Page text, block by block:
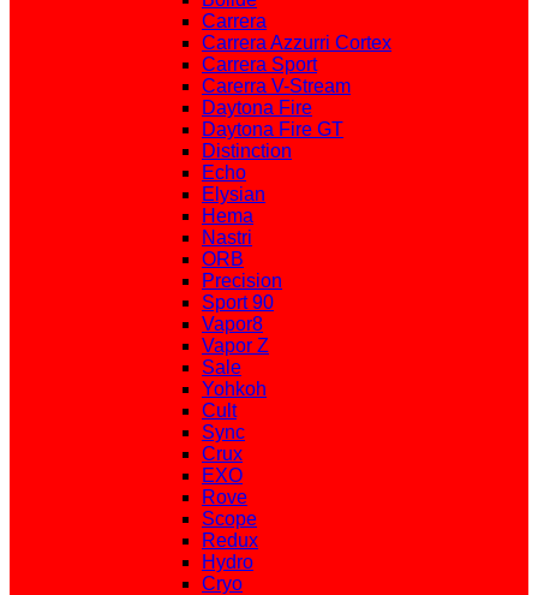
Carrera
Carrera Azzurri Cortex
Carrera Sport
Carerra V-Stream
Daytona Fire
Daytona Fire GT
Distinction
Echo
Elysian
Hema
Nastri
ORB
Precision
Sport 90
Vapor8
Vapor Z
Sale
Yohkoh
Cult
Sync
Crux
EXO
Rove
Scope
Redux
Hydro
Cryo